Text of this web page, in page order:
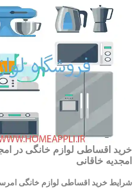
خرید اقساطی لوازم خانگی در
امجدیه خاقانی
شرایط خرید اقساطی لوازم خانگی